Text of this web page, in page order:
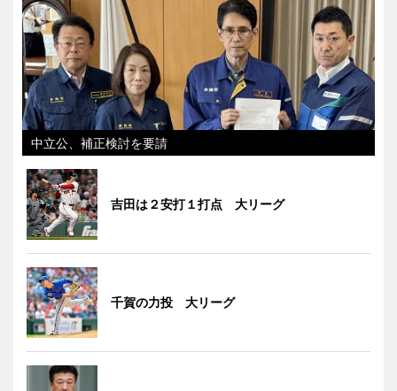
中立公、補正検討を要請
吉田は２安打１打点 大リーグ
千賀の力投 大リーグ